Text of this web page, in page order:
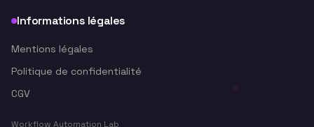
Informations légales
Mentions légales
Politique de confidentialité
CGV
Workflow Automation Lab